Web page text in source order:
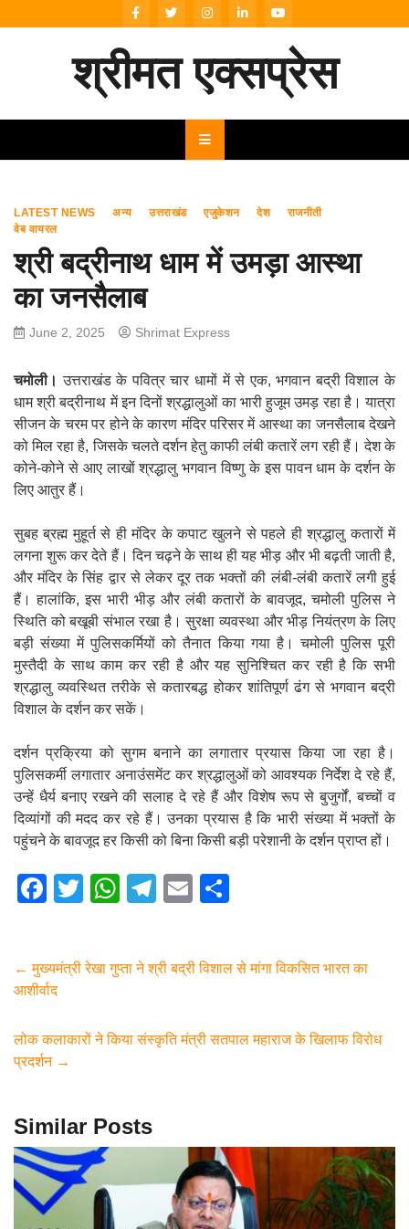
to
श्रीमत एक्सप्रेस
LATEST NEWS अन्य उत्तराखंड एजुकेशन देश
राजनीती
वेब वायरल
श्री बद्रीनाथ धाम में उमड़ा आस्था
का जनसैलाब
June 2, 2025 Shrimat Express
चमोली। उत्तराखंड के पवित्र चार धामों में से एक, भगवान बद्री विशाल के
धाम श्री बद्रीनाथ में इन दिनों श्रद्धालुओं का भारी हुजूम उमड़ रहा है। यात्रा
सीजन के चरम पर होने के कारण मंदिर परिसर में आस्था का जनसैलाब देखने
को मिल रहा है, जिसके चलते दर्शन हेतु काफी लंबी कतारें लग रही हैं। देश के
कोने-कोने से आए लाखों श्रद्धालु भगवान विष्णु के इस पावन धाम के दर्शन के
लिए आतुर हैं।
सुबह ब्रह्म मुहूर्त से ही मंदिर के कपाट खुलने से पहले ही श्रद्धालु कतारों में
लगना शुरू कर देते हैं। दिन चढ़ने के साथ ही यह भीड़ और भी बढ़ती जाती है,
और मंदिर के सिंह द्वार से लेकर दूर तक भक्तों की लंबी-लंबी कतारें लगी हुई
हैं। हालांकि, इस भारी भीड़ और लंबी कतारों के बावजूद, चमोली पुलिस ने
स्थिति को बखूबी संभाल रखा है। सुरक्षा व्यवस्था और भीड़ नियंत्रण के लिए
बड़ी संख्या में पुलिसकर्मियों को तैनात किया गया है। चमोली पुलिस पूरी
मुस्तैदी के साथ काम कर रही है और यह सुनिश्चित कर रही है कि सभी
श्रद्धालु व्यवस्थित तरीके से कतारबद्ध होकर शांतिपूर्ण ढंग से भगवान बद्री
विशाल के दर्शन कर सकें।
दर्शन प्रक्रिया को सुगम बनाने का लगातार प्रयास किया जा रहा है।
पुलिसकर्मी लगातार अनाउंसमेंट कर श्रद्धालुओं को आवश्यक निर्देश दे रहे हैं,
उन्हें धैर्य बनाए रखने की सलाह दे रहे हैं और विशेष रूप से बुजुर्गों, बच्चों व
दिव्यांगों की मदद कर रहे हैं। उनका प्रयास है कि भारी संख्या में भक्तों के
पहुंचने के बावजूद हर किसी को बिना किसी बड़ी परेशानी के दर्शन प्राप्त हों।
F
e
b
o
o
T
er
W
s
p
T
gr
m
E
e
← मुख्यमंत्री रेखा गुप्ता ने श्री बद्री विशाल से मांगा विकसित भारत का
आशीर्वाद
लोक कलाकारों ने किया संस्कृति मंत्री सतपाल महाराज के खिलाफ विरोध
प्रदर्शन →
Similar Posts